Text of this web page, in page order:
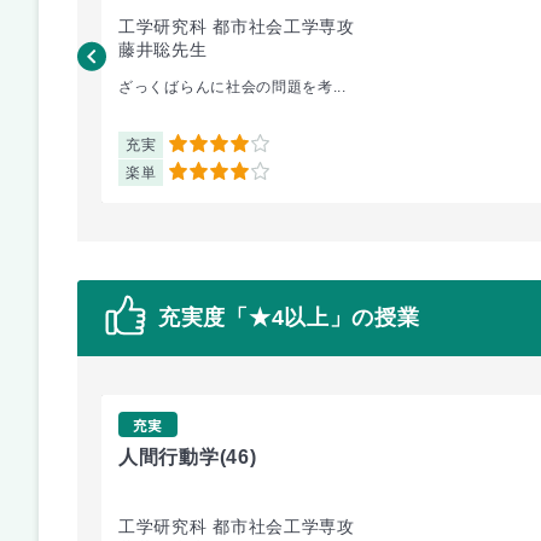
工学研究科 都市社会工学専攻
藤井聡先生
ざっくばらんに社会の問題を考...
充実 4
楽単 4
充実度「★4以上」の授業
充実
人間行動学(46)
工学研究科 都市社会工学専攻